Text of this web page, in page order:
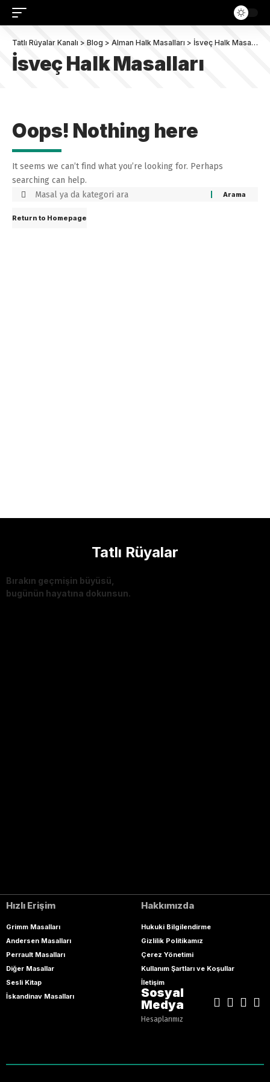
Tatlı Rüyalar Kanalı > Blog > Alman Halk Masalları > İsveç Halk Masalları
İsveç Halk Masalları
Oops! Nothing here
It seems we can’t find what you’re looking for. Perhaps
searching can help.
Return to Homepage
Tatlı Rüyalar
Bırakın geçmişin büyüsü,
bugünün hayatına dokunsun.
Hızlı Erişim
Grimm Masalları
Andersen Masalları
Perrault Masalları
Diğer Masallar
Sesli Kitap
İskandinav Masalları
Hakkımızda
Hukuki Bilgilendirme
Gizlilik Politikamız
Çerez Yönetimi
Kullanım Şartları ve Koşullar
İletişim
Sosyal
Medya
Hesaplarımız